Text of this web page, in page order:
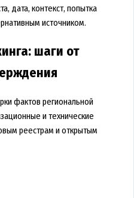
дата, контекст, попытка
источником.
шаги от
фактов региональной
и технические
реестрам и открытым